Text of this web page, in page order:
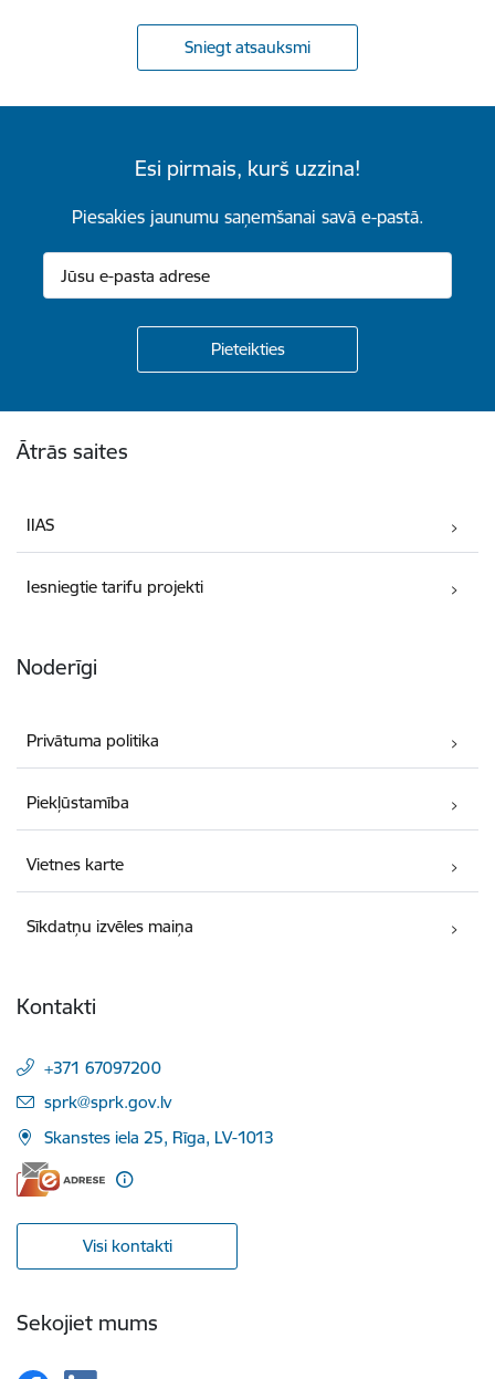
Sniegt atsauksmi
Esi pirmais, kurš uzzina!
Piesakies jaunumu saņemšanai savā e-pastā.
Ātrās saites
IIAS
Iesniegtie tarifu projekti
Noderīgi
Privātuma politika
Piekļūstamība
Vietnes karte
Sīkdatņu izvēles maiņa
Kontakti
+371 67097200
E-pasts:
sprk@sprk.gov.lv
Skanstes iela 25, Rīga, LV-1013
Visi kontakti
Sekojiet mums